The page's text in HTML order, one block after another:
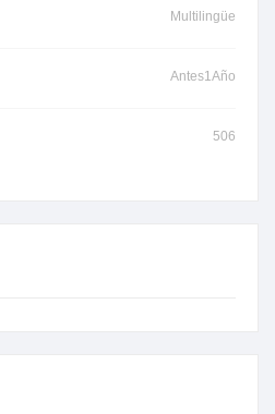
Multilingüe
Antes1Año
506